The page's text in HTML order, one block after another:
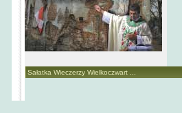
Sałatka Wieczerzy Wielkoczwart ...